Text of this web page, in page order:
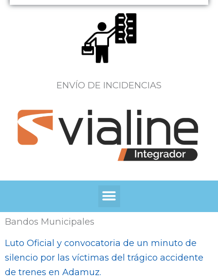
ENVÍO DE INCIDENCIAS
Menú
Bandos Municipales
Luto Oficial y convocatoria de un minuto de
silencio por las víctimas del trágico accidente
de trenes en Adamuz.